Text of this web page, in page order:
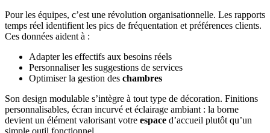
Pour les équipes, c’est une révolution organisationnelle. Les rapports
temps réel identifient les pics de fréquentation et préférences clients.
Ces données aident à :
Adapter les effectifs aux besoins réels
Personnaliser les suggestions de services
Optimiser la gestion des chambres
Son design modulable s’intègre à tout type de décoration. Finitions
personnalisables, écran incurvé et éclairage ambiant : la borne
devient un élément valorisant votre espace d’accueil plutôt qu’un
simple outil fonctionnel.